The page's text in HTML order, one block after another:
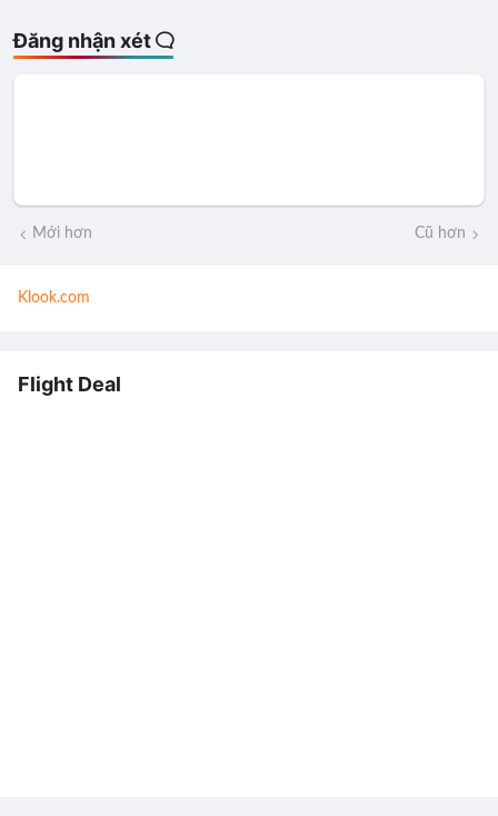
Đăng nhận xét
Mới hơn Cũ hơn
Klook.com
Flight Deal